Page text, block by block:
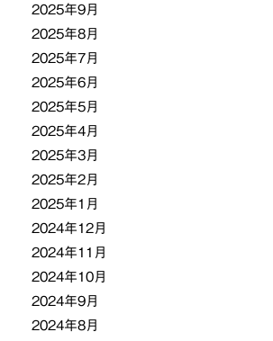
2025年9月
2025年8月
2025年7月
2025年6月
2025年5月
2025年4月
2025年3月
2025年2月
2025年1月
2024年12月
2024年11月
2024年10月
2024年9月
2024年8月